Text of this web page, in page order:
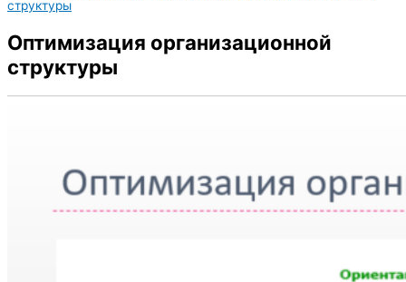
структуры
Оптимизация организационной
структуры